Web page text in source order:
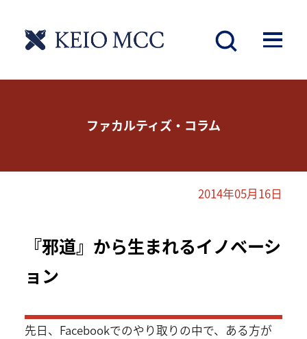
ファカルティズ・コラム
2014年05月16日
『邪道』から生まれるイノベーシ
ョン
先日、Facebookでのやり取りの中で、ある方が